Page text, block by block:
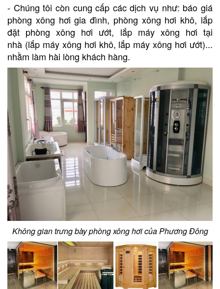
- Chúng tôi còn cung cấp các dịch vụ như: báo giá
phòng xông hơi gia đình, phòng xông hơi khô, lắp
đặt phòng xông hơi ướt, lắp máy xông hơi tại
nhà (lắp máy xông hơi khô, lắp máy xông hơi ướt)...
nhằm làm hài lòng khách hàng.
Không gian trưng bày phòng xông hơi của Phương Đông